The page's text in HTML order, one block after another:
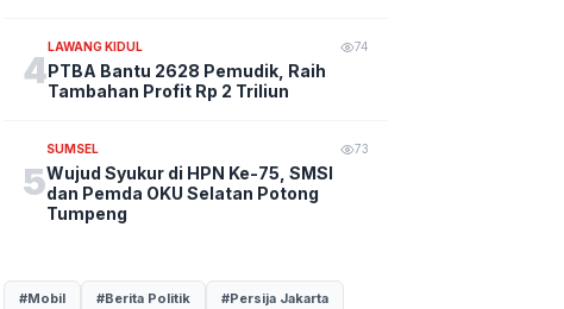
4
LAWANG KIDUL 74
PTBA Bantu 2628 Pemudik, Raih
Tambahan Profit Rp 2 Triliun
5
SUMSEL 73
Wujud Syukur di HPN Ke-75, SMSI
dan Pemda OKU Selatan Potong
Tumpeng
#Mobil #Berita Politik #Persija Jakarta